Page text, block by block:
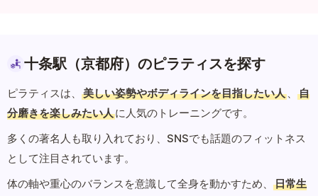
十条駅（京都府）のピラティスを探す
ピラティスは、 美しい姿勢やボディラインを目指したい人 、
自
分磨きを楽しみたい人に人気のトレーニングです。
多くの著名人も取り入れており、SNSでも話題のフィットネス
として注目されています。
体の軸や重心のバランスを意識して全身を動かすため、
日常生